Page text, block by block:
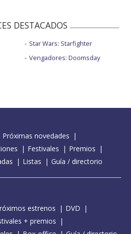
DESTACADOS
Star Wars: Starfighter
Vengadores: Doomsday
Próximas novedades
Festivales
Premios
Listas Guía / directorio
estrenos
DVD
+ premios